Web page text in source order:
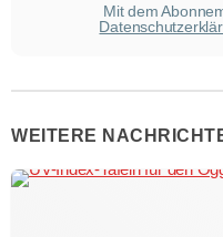
Mit dem
WEITERE